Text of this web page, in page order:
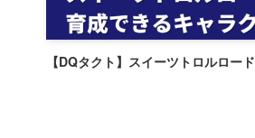
【DQタクト】スイーツトロルロード